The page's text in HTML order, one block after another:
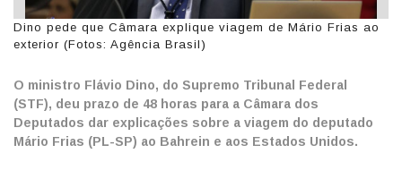
Dino pede que Câmara explique viagem de Mário Frias ao
exterior (Fotos: Agência Brasil)
O ministro Flávio Dino, do Supremo Tribunal Federal
(STF), deu prazo de 48 horas para a Câmara dos
Deputados dar explicações sobre a viagem do deputado
Mário Frias (PL-SP) ao Bahrein e aos Estados Unidos.